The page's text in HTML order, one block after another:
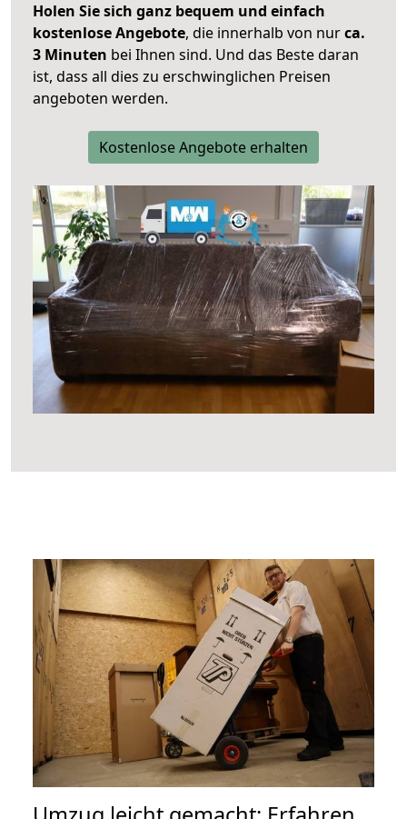
Holen Sie sich ganz bequem und einfach
kostenlose Angebote, die innerhalb von nurca.
3 Minuten bei Ihnen sind. Und das Beste daran
ist, dass all dies zu erschwinglichen Preisen
angeboten werden.
Kostenlose Angebote erhalten